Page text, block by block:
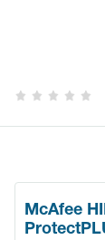
McAfee